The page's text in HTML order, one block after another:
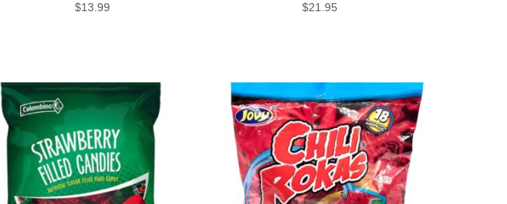
$13.99 $21.95